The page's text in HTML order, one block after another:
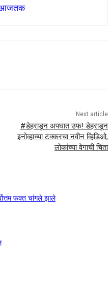
आजतक
Next article
#डेहराडून अपघात उफ! डेहराडून
इनोव्हाच्या टक्करचा नवीन व्हिडिओ,
लोकांच्या वेगाची चिंता
फक्त चांगले झाले